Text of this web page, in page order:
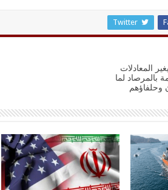
Twitter
المعادلات
بالمرصاد لما
وحلفاؤهم